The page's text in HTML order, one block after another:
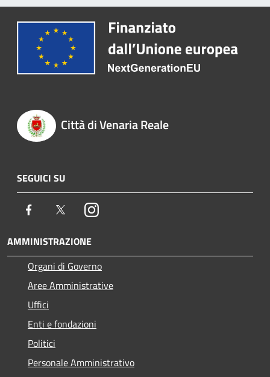
Città di Venaria Reale
SEGUICI SU
Facebook TwitterInstagram
AMMINISTRAZIONE
Organi di Governo
Aree Amministrative
Uffici
Enti e fondazioni
Politici
Personale Amministrativo